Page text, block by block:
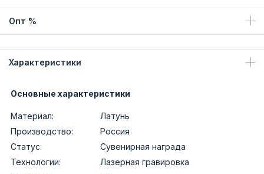
Опт %
Характеристики
Основные характеристики
Материал:
Латунь
Производство:
Россия
Статус:
Сувенирная награда
Технологии:
Лазерная гравировка